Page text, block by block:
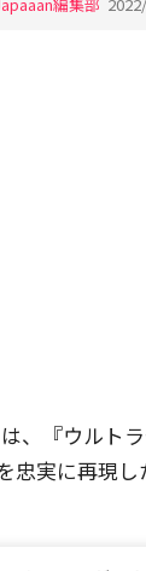
、『ウルト
忠実に再現し